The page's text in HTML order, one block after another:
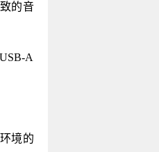
的音
A
境的